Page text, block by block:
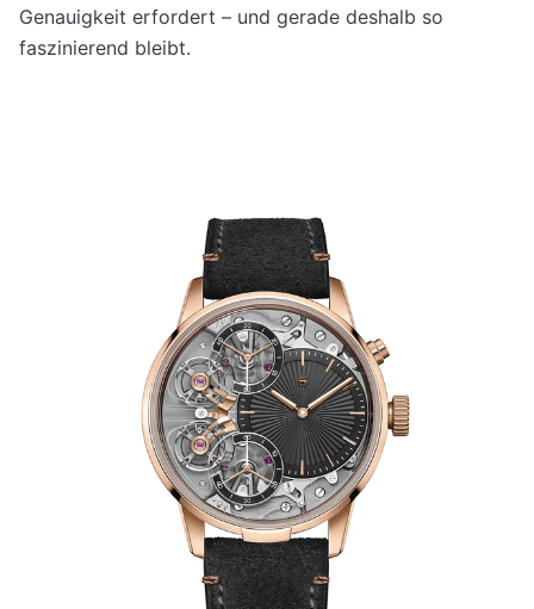
Genauigkeit erfordert – und gerade deshalb so
faszinierend bleibt.